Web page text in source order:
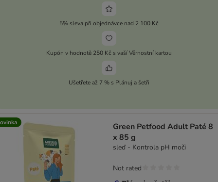
5% sleva při objednávce nad 2 100 Kč
Kupón v hodnotě 250 Kč s vaší Věrnostní kartou
Ušetřete až 7 % s Plánuj a šetři
Green Petfood Adult Paté 8
x 85 g
sleď - Kontrola pH moči
Not rated